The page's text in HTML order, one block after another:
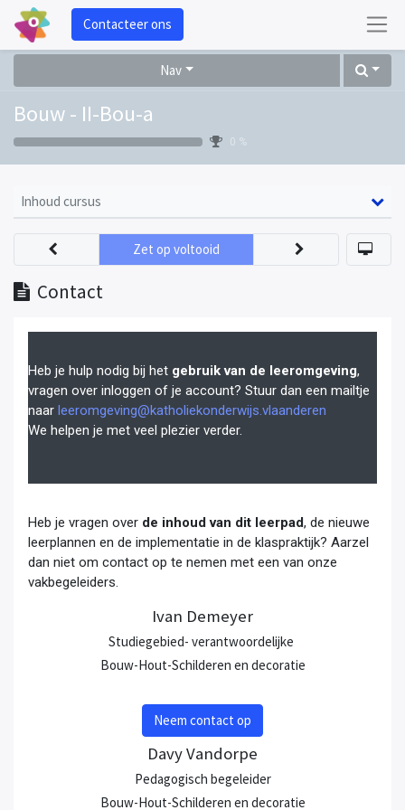
Contacteer ons
Nav
Bouw - II-Bou-a
0 %
Inhoud cursus
Contact
Zet op voltooid
Heb je hulp nodig bij het gebruik van de leeromgeving,
vragen over inloggen of je account? Stuur dan een mailtje
naar leeromgeving@katholiekonderwijs.vlaanderen
We helpen je met veel plezier verder.
Heb je vragen over de inhoud van dit leerpad, de nieuwe
leerplannen en de implementatie in de klaspraktijk? Aarzel
dan niet om contact op te nemen met een van onze
vakbegeleiders.
Ivan Demeyer
Studiegebied- verantwoordelijke
Bouw-Hout-Schilderen en decoratie
Neem contact op
Davy Vandorpe
Pedagogisch begeleider
Bouw-Hout-Schilderen en decoratie